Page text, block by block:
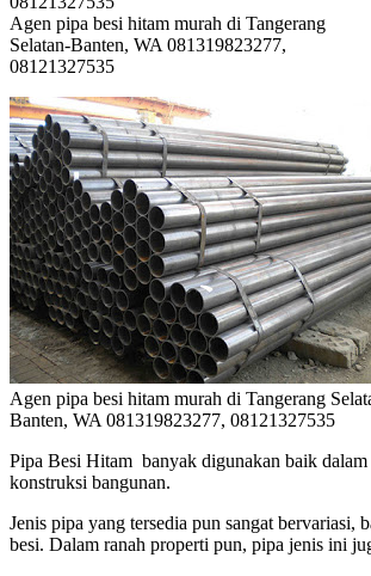
Agen pipa besi hitam murah di Tangerang
Selatan-Banten, WA 081319823277,
08121327535
Agen pipa besi hitam murah di Tangerang
Banten, WA 081319823277, 08121327535
Pipa Besi Hitam banyak digunakan baik
konstruksi bangunan.
Jenis pipa yang tersedia pun sangat bervariasi,
besi. Dalam ranah properti pun, pipa jenis ini